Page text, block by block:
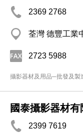
2369 2768
荃灣 德豐工業
2723 5988
攝影器材及用品─批發及製
國泰攝影器材有
2399 7619